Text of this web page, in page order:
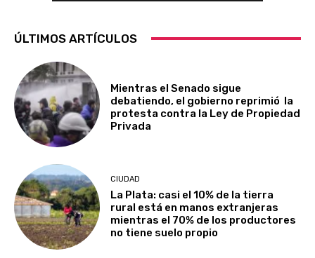
ÚLTIMOS ARTÍCULOS
Mientras el Senado sigue
debatiendo, el gobierno reprimió la
protesta contra la Ley de Propiedad
Privada
CIUDAD
La Plata: casi el 10% de la tierra
rural está en manos extranjeras
mientras el 70% de los productores
no tiene suelo propio